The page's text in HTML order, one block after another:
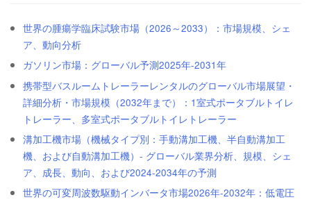
世界の腫瘍学臨床試験市場（2026～2033）：市場規模、シェ
ア、動向分析
ガソリン市場：グローバル予測2025年-2031年
携帯型バスルームトレーラーレンタルのグローバル市場展望・
詳細分析・市場規模（2032年まで）：1室式ポータブルトイレ
トレーラー、多室式ポータブルトイレトレーラー
溝加工機市場（機械タイプ別：手動溝加工機、半自動溝加工
機、および自動溝加工機）- グローバル業界分析、規模、シェ
ア、成長、動向、および2024-2034年の予測
世界の可変周波数駆動インバータ市場2026年-2032年：低電圧